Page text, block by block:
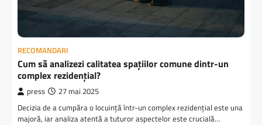
RECOMANDARI
Cum să analizezi calitatea spațiilor comune dintr-un
complex rezidențial?
press 27 mai 2025
Decizia de a cumpăra o locuință într-un complex rezidențial este una
majoră, iar analiza atentă a tuturor aspectelor este crucială…